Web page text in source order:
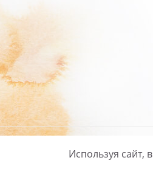
Политика
Используя сайт,